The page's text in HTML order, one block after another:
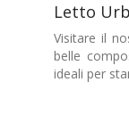
Letto
Visitare il
belle
ideali per